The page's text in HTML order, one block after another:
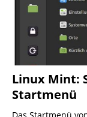
Linux Mint:
Startmenü